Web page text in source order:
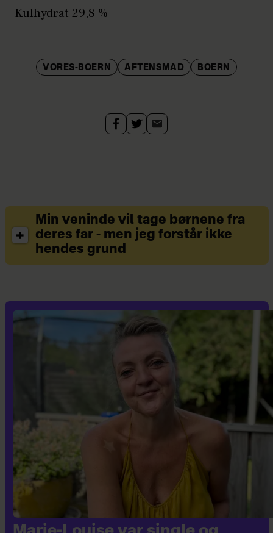
Kulhydrat 29,8 %
VORES-BOERN AFTENSMAD BOERN
Min veninde vil tage børnene fra
deres far - men jeg forstår ikke
hendes grund